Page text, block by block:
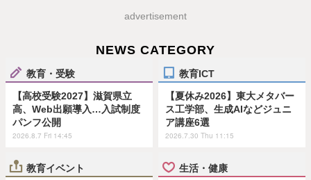
advertisement
NEWS CATEGORY
教育・受験
【高校受験2027】滋賀県立
高、Web出願導入…入試制度
パンフ公開
2026.8.7 Fri 14:45
教育ICT
【夏休み2026】東大メタバー
ス工学部、生成AIなどジュニ
ア講座6選
2026.7.30 Thu 11:15
教育イベント 生活・健康